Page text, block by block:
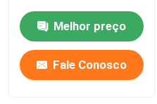
Cortador de cabelo
Cortador de cabelo de
Melhor preço
Fale Conosco